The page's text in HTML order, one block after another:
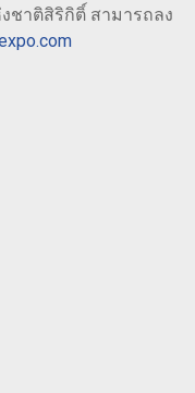
ชาติสิริกิติ์ สามารถลง